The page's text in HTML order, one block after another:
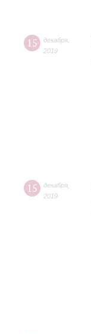
15 декабря
2019
15 декабря
2019